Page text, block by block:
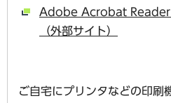
Adobe Acrobat Reader
（外部サイト）
ご自宅にプリンタなどの印刷